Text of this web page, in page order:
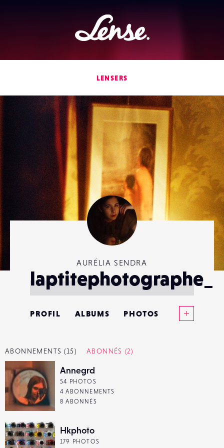
Lense
LENSERS
AURÉLIA SENDRA
laptitephotographe_
PROFIL ALBUMS PHOTOS
ABONNEMENTS (15) ABONNÉS (2)
Annegrd
54 PHOTOS
4 ABONNEMENTS
8 ABONNÉS
Hkphoto
179 PHOTOS